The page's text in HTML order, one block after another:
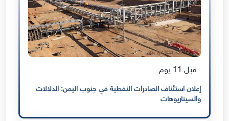
قبل 11 يوم
إعلان استئناف الصادرات النفطية في جنوب اليمن: الدلالات
والسيناريوهات